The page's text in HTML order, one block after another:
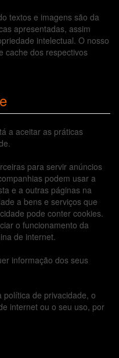
textos e imagens são da
apresentadas, assim
intelectual. O nosso
cache dos respectivos
a aceitar as práticas
para servir anúncios
podem usar a
e a outras páginas na
a bens e serviços que
pode conter cookies.
o funcionamento da
de internet.
informação dos seus
política de privacidade, o
internet ou o seu uso, por